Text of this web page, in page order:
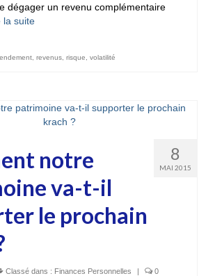
dégager un revenu complémentaire
la suite­­
revenus risque volatilité
8
MAI 2015
notre
va-t-il
le prochain
Classé dans : Finances Personnelles | 0